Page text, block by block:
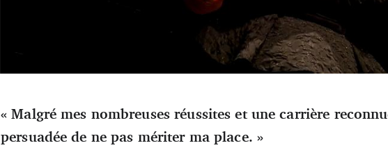
« Malgré mes nombreuses réussites et une carrière
persuadée de ne pas mériter ma place. »